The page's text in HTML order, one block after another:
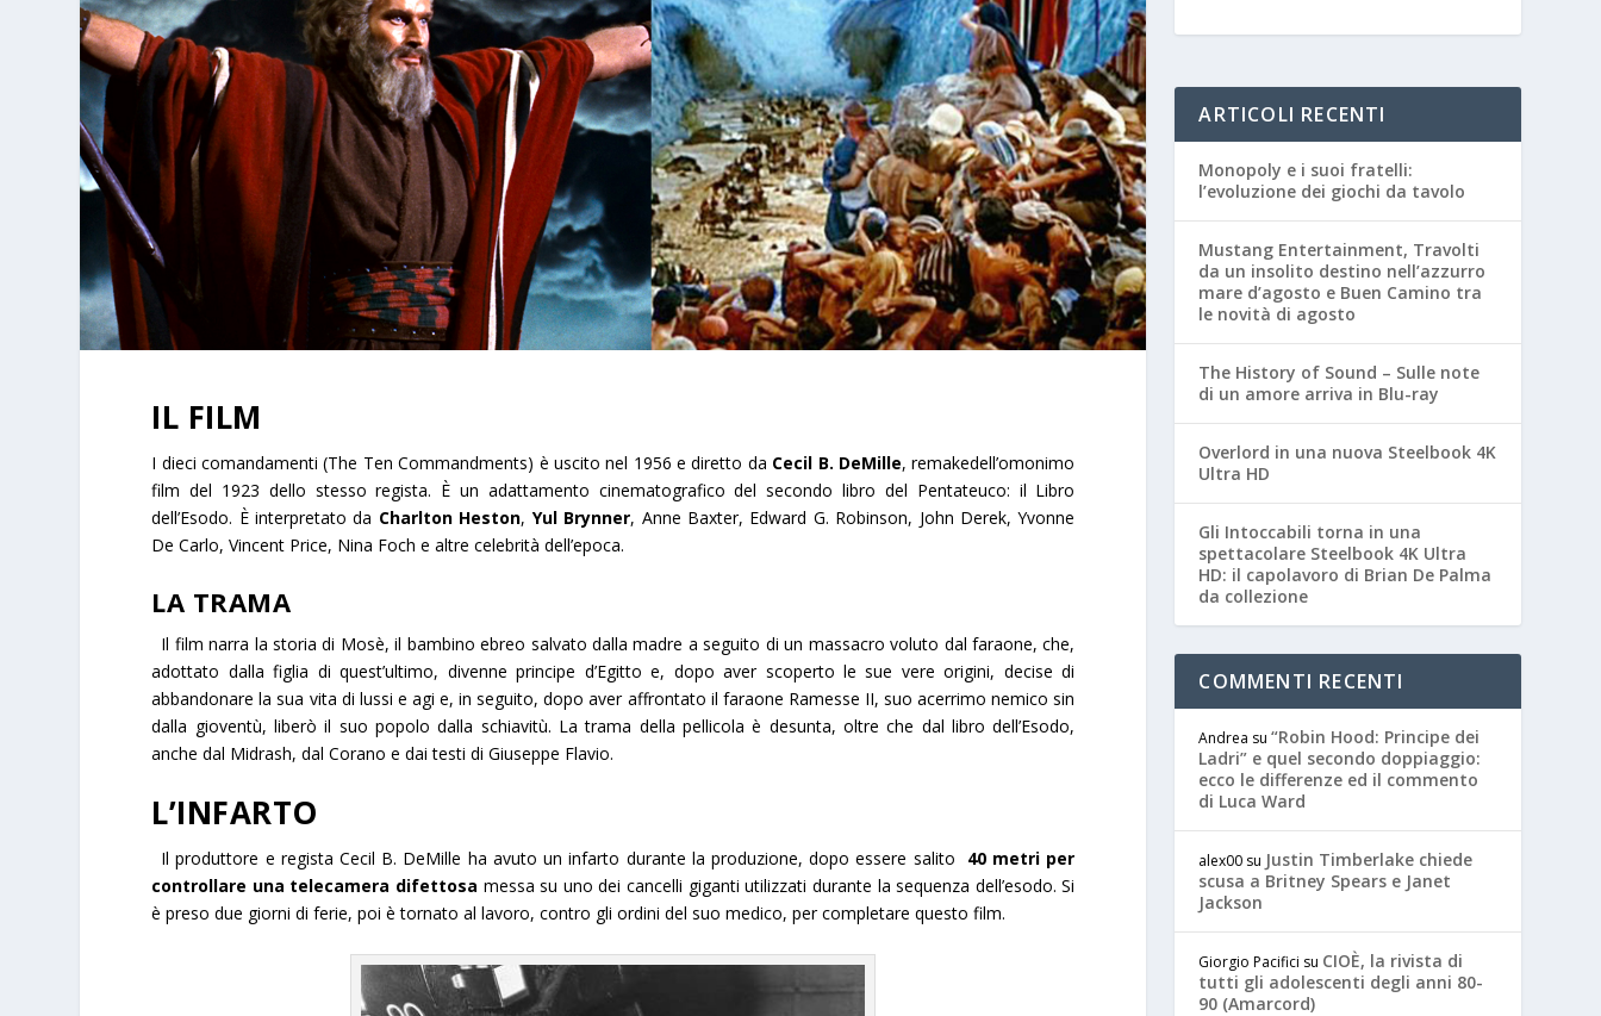
IL FILM
I dieci comandamenti (The Ten Commandments) è uscito nel 1956 e diretto da Cecil B. DeMille, remakedell’omonimo
film del 1923 dello stesso regista. È un adattamento cinematografico del secondo libro del Pentateuco: il Libro
dell’Esodo. È interpretato da Charlton Heston, Yul Brynner, Anne Baxter, Edward G. Robinson, John Derek, Yvonne
De Carlo, Vincent Price, Nina Foch e altre celebrità dell’epoca.
LA TRAMA
Il film narra la storia di Mosè, il bambino ebreo salvato dalla madre a seguito di un massacro voluto dal faraone, che,
adottato dalla figlia di quest’ultimo, divenne principe d’Egitto e, dopo aver scoperto le sue vere origini, decise di
abbandonare la sua vita di lussi e agi e, in seguito, dopo aver affrontato il faraone Ramesse II, suo acerrimo nemico sin
dalla gioventù, liberò il suo popolo dalla schiavitù. La trama della pellicola è desunta, oltre che dal libro dell’Esodo,
anche dal Midrash, dal Corano e dai testi di Giuseppe Flavio.
L’INFARTO
Il produttore e regista Cecil B. DeMille ha avuto un infarto durante la produzione, dopo essere salito 40 metri per
controllare una telecamera difettosa messa su uno dei cancelli giganti utilizzati durante la sequenza dell’esodo. Si
è preso due giorni di ferie, poi è tornato al lavoro, contro gli ordini del suo medico, per completare questo film.
ARTICOLI RECENTI
Monopoly e i suoi fratelli:
l’evoluzione dei giochi da tavolo
Mustang Entertainment, Travolti
da un insolito destino nell’azzurro
mare d’agosto e Buen Camino tra
le novità di agosto
The History of Sound – Sulle note
di un amore arriva in Blu-ray
Overlord in una nuova Steelbook 4K
Ultra HD
Gli Intoccabili torna in una
spettacolare Steelbook 4K Ultra
HD: il capolavoro di Brian De Palma
da collezione
COMMENTI RECENTI
Andrea su“Robin Hood: Principe dei
Ladri” e quel secondo doppiaggio:
ecco le differenze ed il commento
di Luca Ward
alex00 su Justin Timberlake chiede
scusa a Britney Spears e Janet
Jackson
Giorgio Pacifici su CIOÈ, la rivista di
tutti gli adolescenti degli anni 80-
90 (Amarcord)